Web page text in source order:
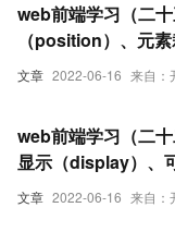
文章 2022-06-16 来自：
web前端学习（二
（position）、元
式（cursor）属性的
文章 2022-06-16 来自：
web前端学习（二
显示（display）、
溢出（overflow）属